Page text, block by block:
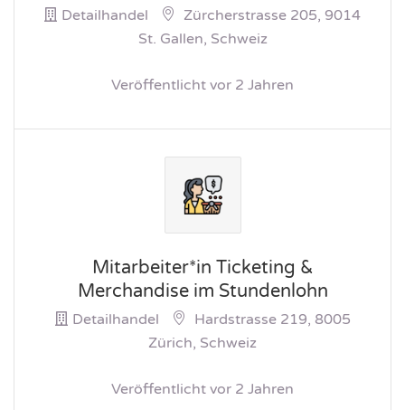
Detailhandel
Zürcherstrasse 205, 9014
St. Gallen, Schweiz
Veröffentlicht vor 2 Jahren
Mitarbeiter*in Ticketing &
Merchandise im Stundenlohn
Detailhandel
Hardstrasse 219, 8005
Zürich, Schweiz
Veröffentlicht vor 2 Jahren